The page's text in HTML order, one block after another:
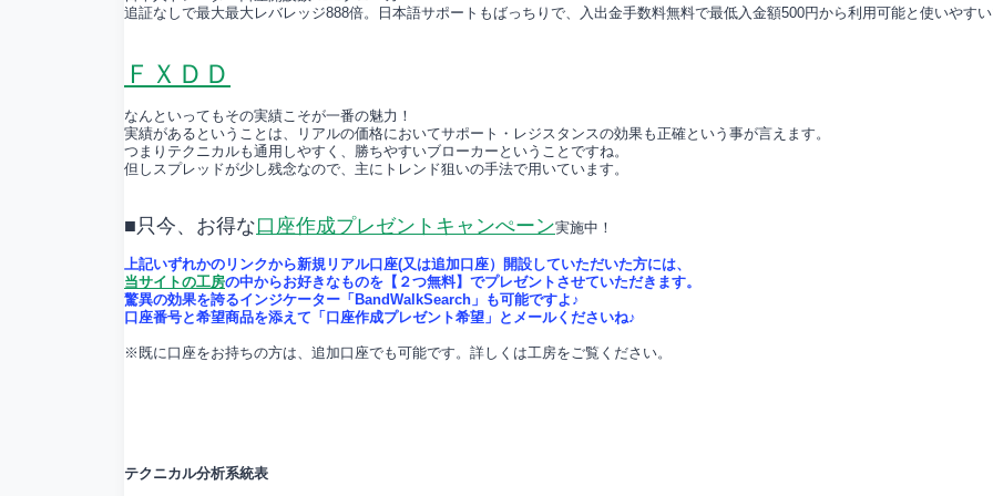
追証なしで最大最大レバレッジ888倍。日本語サポートもばっちりで、入出金手数料無料で最低入金額500円から利用可能と使いやすい
ＦＸＤＤ
なんといってもその実績こそが一番の魅力！
実績があるということは、リアルの価格においてサポート・レジスタンスの効果も正確という事が言えます。
つまりテクニカルも通用しやすく、勝ちやすいブローカーということですね。
但しスプレッドが少し残念なので、主にトレンド狙いの手法で用いています。
■只今、お得な口座作成プレゼントキャンぺーン実施中！
上記いずれかのリンクから新規リアル口座(又は追加口座）開設していただいた方には、
当サイトの工房の中からお好きなものを【２つ無料】でプレゼントさせていただきます。
驚異の効果を誇るインジケーター「BandWalkSearch」も可能ですよ♪
口座番号と希望商品を添えて「口座作成プレゼント希望」とメールくださいね♪
※既に口座をお持ちの方は、追加口座でも可能です。詳しくは工房をご覧ください。
テクニカル分析系統表